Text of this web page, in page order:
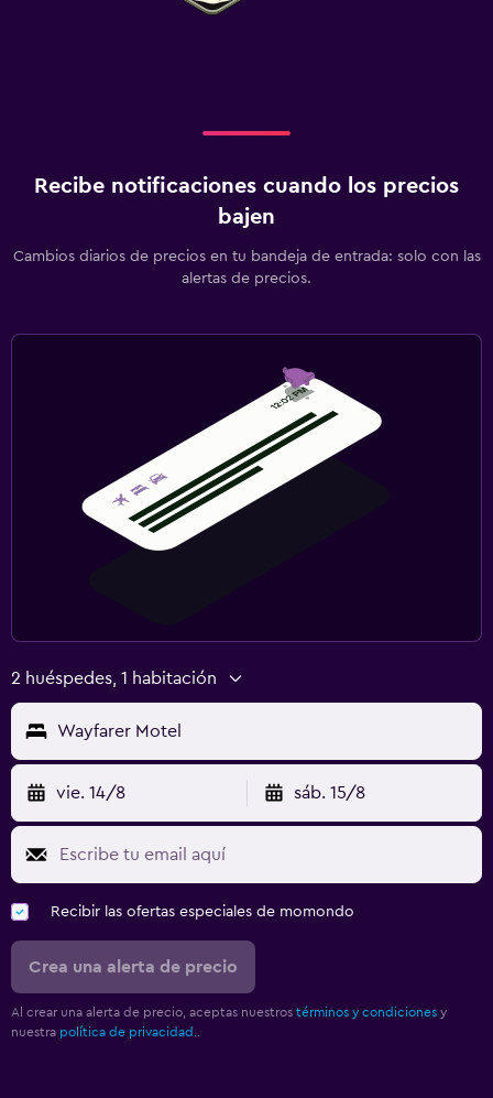
Recibe notificaciones cuando los precios
bajen
Cambios diarios de precios en tu bandeja de entrada: solo con las
alertas de precios.
2 huéspedes, 1 habitación
Wayfarer Motel
vie. 14/8 sáb. 15/8
Recibir las ofertas especiales de momondo
Crea una alerta de precio
Al crear una alerta de precio, aceptas nuestros términos y condiciones y
nuestra política de privacidad.